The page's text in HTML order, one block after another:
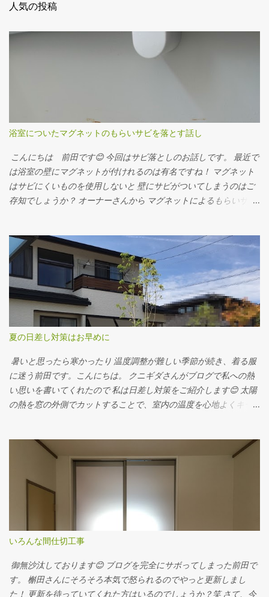
人気の投稿
浴室についたマグネットのもらいサビを落とす話し
こんにちは 前田です😊 今回はサビ落としのお話しです。 最近で
は浴室の壁にマグネットが付けれるのは有名ですね！ マグネット
はサビにくいものを使用しないと 壁にサビがついてしまうのはご
存知でしょうか？ オーナーさんから マグネットによるもらいサ
す。 50℃くらいの熱湯をサビがついてしまった壁にかけて温めま
す。 ハイドロハイターも50℃の熱湯で溶かします。 少しドロッと
するくらいの粘度にすると壁にとどまってくれます。 30分くらい
置いてスポンジでこするときれいにとれます。 （壁が傷む可能性
があります。目立たない所でお試しいただいてから使用くださ
い。） ぜひお試しください😊 ※浴室にはさびにくいマグネットを
ご使用下さい※
夏の日差し対策はお早めに
暑いと思ったら寒かったり 温度調整が難しい季節が続き、着る服
に迷う前田です。こんにちは。 クニギダさんがブログで私への熱
い思いを書いてくれたので 私は日差し対策をご紹介します😊 太陽
の熱を窓の外側でカットすることで、室内の温度を心地よくキー
つけました。 まっすぐおろして窓枠に固定 斜めにおろしてタイル
に固定 こちらはオーニング オーニングは色が豊富で勾配が付けれ
たり 日よけ下のスペースが有効利用できるメリットがあります。
夏の日差し対策は早めに(^^)
いろんな間仕切工事
御無沙汰しております😊 ブログを完全にサボってしまった前田で
す。 槲田さんにそろそろ本気で怒られるのでやっと更新しまし
た！ 更新を待っていてくれた方はいるのでしょうか？笑 さて、今